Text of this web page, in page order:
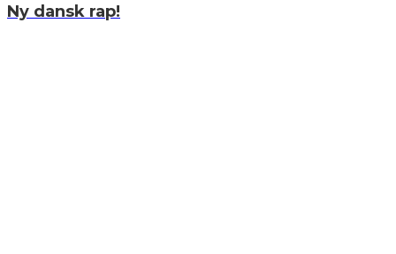
Ny dansk rap!